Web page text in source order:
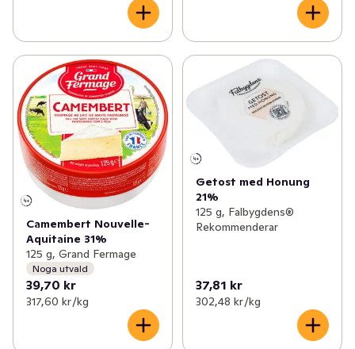
Camembert Nouvelle-
Aquitaine 31%
125 g, Grand Fermage
Noga utvald
39,70 kr
317,60 kr /kg
Getost med Honung
21%
125 g, Falbygdens®
Rekommenderar
37,81 kr
302,48 kr /kg